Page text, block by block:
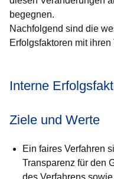
begegnen.
Nachfolgend sind die
Erfolgsfaktoren mit
Interne
Ziele und Werte
Ein faires Verfahren
Transparenz für den